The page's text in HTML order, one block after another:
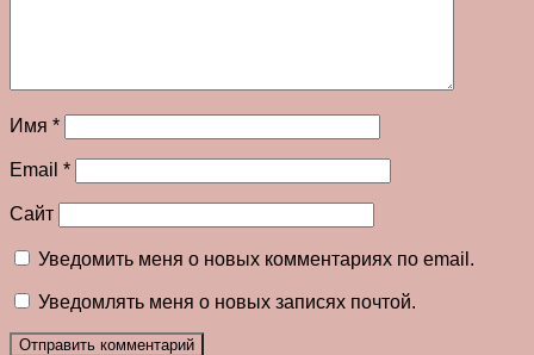
Имя *
Email *
Сайт
Уведомить меня о новых комментариях по email.
Уведомлять меня о новых записях почтой.